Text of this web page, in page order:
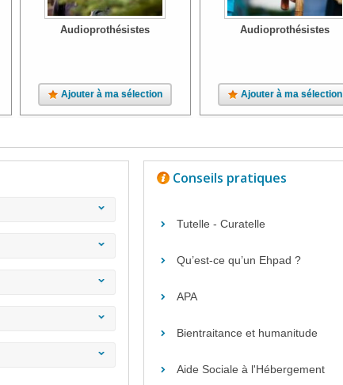
Audioprothésistes
Ajouter à ma sélection
Audioprothésistes
Ajouter à ma sélection
Conseils pratiques
Tutelle - Curatelle
Qu’est-ce qu’un Ehpad ?
APA
Bientraitance et humanitude
Aide Sociale à l'Hébergement